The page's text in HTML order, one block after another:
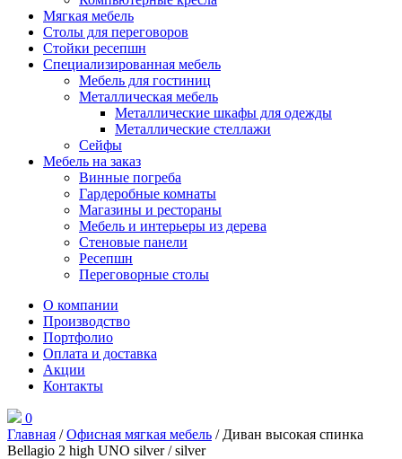
Мягкая мебель
Столы для переговоров
Стойки ресепшн
Специализированная мебель
Мебель для гостиниц
Металлическая мебель
Металлические шкафы для одежды
Металлические стеллажи
Сейфы
Мебель на заказ
Винные погреба
Гардеробные комнаты
Магазины и рестораны
Мебель и интерьеры из дерева
Стеновые панели
Ресепшн
Переговорные столы
О компании
Производство
Портфолио
Оплата и доставка
Акции
Контакты
0
Главная /Офисная мягкая мебель / Диван высокая спинка
Bellagio 2 high UNO silver / silver